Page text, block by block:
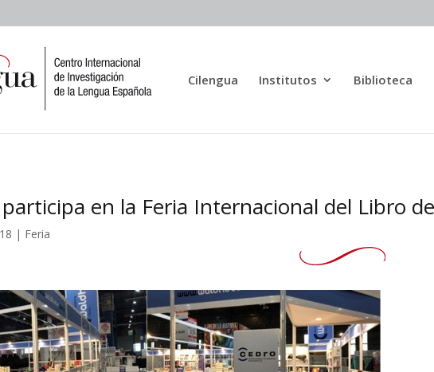
Cilengua Institutos Biblioteca
en la Feria Internacional del Libro
| Feria